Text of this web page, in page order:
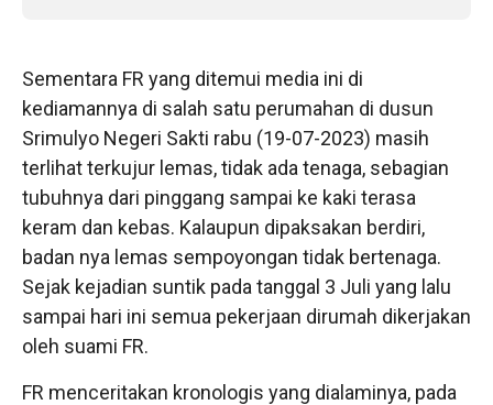
Sementara FR yang ditemui media ini di
kediamannya di salah satu perumahan di dusun
Srimulyo Negeri Sakti rabu (19-07-2023) masih
terlihat terkujur lemas, tidak ada tenaga, sebagian
tubuhnya dari pinggang sampai ke kaki terasa
keram dan kebas. Kalaupun dipaksakan berdiri,
badan nya lemas sempoyongan tidak bertenaga.
Sejak kejadian suntik pada tanggal 3 Juli yang lalu
sampai hari ini semua pekerjaan dirumah dikerjakan
oleh suami FR.
FR menceritakan kronologis yang dialaminya, pada